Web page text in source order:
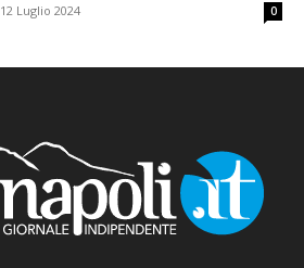
12 Luglio 2024 0